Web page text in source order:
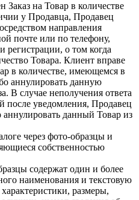
на Товар в количестве
у Продавца, Продавец
направления
почте или по телефону,
о том когда
Товара. Клиент вправе
в количестве, имеющемся в
аннулировать данную
В случае неполучения ответа
после уведомления, Продавец
аннулировать данный Товар из
через фото-образцы и
собственностью
содержат один и более
наименования и текстовую
размеры,